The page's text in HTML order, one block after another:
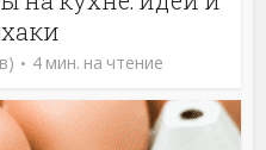
4 мин. на чтение